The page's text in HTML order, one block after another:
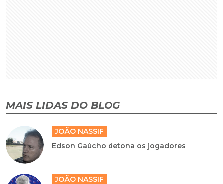
MAIS LIDAS DO BLOG
JOÃO NASSIF
Edson Gaúcho detona os jogadores
JOÃO NASSIF